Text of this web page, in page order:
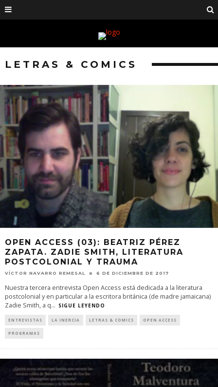
LETRAS & COMICS
OPEN ACCESS (03): BEATRIZ PÉREZ
ZAPATA. ZADIE SMITH, LITERATURA
POSTCOLONIAL Y TRAUMA
VÍCTOR NAVARRO REMESAL 6 DE DICIEMBRE DE 2017
Nuestra tercera entrevista Open Access está dedicada a la literatura
postcolonial y en particular a la escritora británica (de madre jamaicana)
Zadie Smith, a q... SIGUE LEYENDO
ENTREVISTAS LA INERCIA LETRAS & COMICS OPEN ACCESS
PROGRAMAS